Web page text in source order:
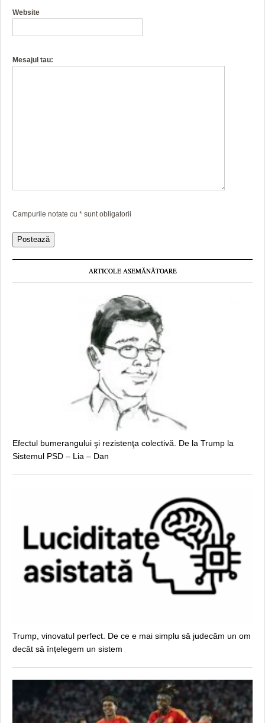
Website
Mesajul tau:
Campurile notate cu * sunt obligatorii
ARTICOLE ASEMĂNĂTOARE
Efectul bumerangului şi rezistenţa colectivă. De la Trump la
Sistemul PSD – Lia – Dan
Trump, vinovatul perfect. De ce e mai simplu să judecăm un om
decât să înțelegem un sistem